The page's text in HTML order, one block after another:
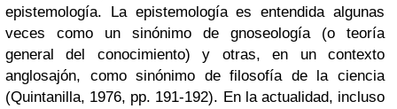
epistemología. La epistemología es entendida algunas
veces como un sinónimo de gnoseología (o teoría
general del conocimiento) y otras, en un contexto
anglosajón, como sinónimo de filosofía de la ciencia
(Quintanilla, 1976, pp. 191-192). En la actualidad, incluso